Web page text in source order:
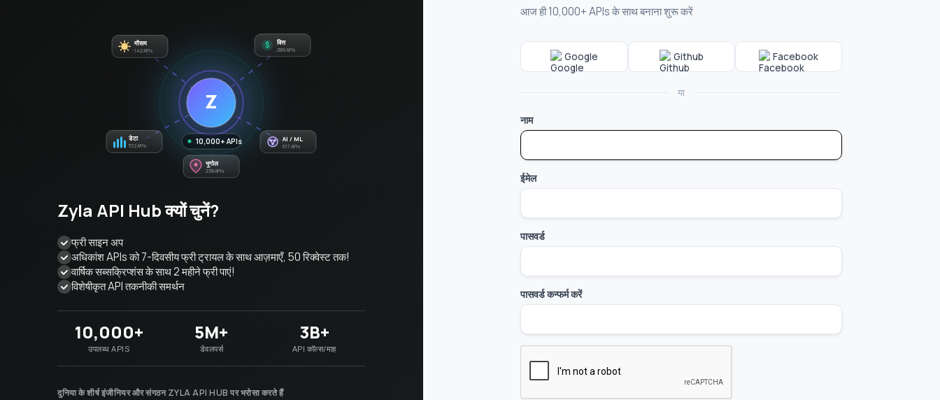
मौसम
142 APIs $ वित्त
389 APIs
AI / ML
617 APIs
भूगोल
238 APIs
डेटा
512 APIs
Z
10,000+ APIs
Zyla API Hub क्यों चुनें?
फ्री साइन अप
अधिकांश APIs को 7-दिवसीय फ्री ट्रायल के साथ आज़माएँ, 50 रिक्वेस्ट तक!
वार्षिक सब्सक्रिप्शंस के साथ 2 महीने फ्री पाएं!
विशेषीकृत API तकनीकी समर्थन
10,000+
उपलब्ध APIS
5M+
डेवलपर्स
3B+
API कॉल्स/माह
दुनिया के शीर्ष इंजीनियर और संगठन ZYLA API HUB पर भरोसा करते हैं
आज ही 10,000+ APIs के साथ बनाना शुरू करें
Google Github Facebook
या
नाम
ईमेल
पासवर्ड
पासवर्ड कन्फर्म करें